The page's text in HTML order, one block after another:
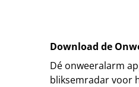
Download de
Dé onweeralarm
bliksemradar voor